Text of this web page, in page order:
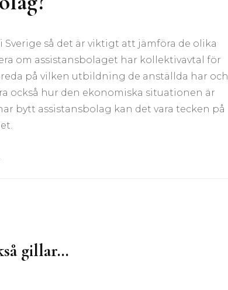
så det är viktigt att jämföra de olika
om assistansbolaget har kollektivavtal för
på vilken utbildning de anställda har och
också hur den ekonomiska situationen är
bytt assistansbolag kan det vara tecken på
gillar…